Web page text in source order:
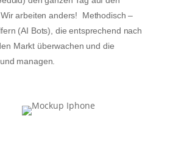
arbeiten anders! Methodisch –
(AI Bots), die entsprechend nach
Markt überwachen und die
managen.